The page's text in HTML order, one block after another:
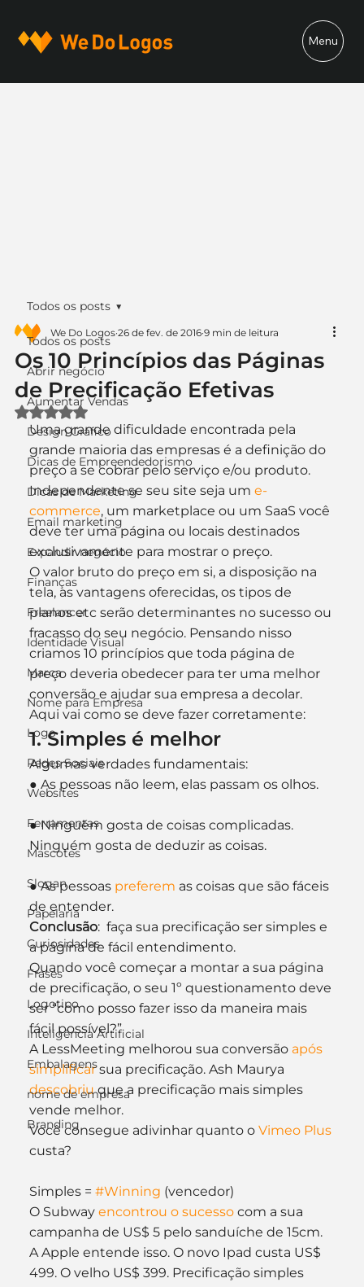
Menu
Todos os posts
Abrir negócio
Aumentar Vendas
Design Gráfico
Dicas de Empreendedorismo
Dicas de Marketing
Email marketing
Expandir negócio
Finanças
Freelancer
Identidade Visual
Marca
Nome para Empresa
Logo
Redes Sociais
Websites
Ferramentas
Mascotes
Slogan
Papelaria
Curiosidades
Frases
Logotipo
Inteligência Artificial
Embalagens
nome de empresa
Branding
Todos os posts
Os 10 Princípios das Páginas
de Precificação Efetivas
We Do Logos 26 de fev. de 2016 9 min de leitura
Avaliado com NaN de 5 estrelas.
Uma grande dificuldade encontrada pela
grande maioria das empresas é a definição do
preço a se cobrar pelo serviço e/ou produto.
Independente se seu site seja um e-
commerce, um marketplace ou um SaaS você
deve ter uma página ou locais destinados
exclusivamente para mostrar o preço.
O valor bruto do preço em si, a disposição na
tela, as vantagens oferecidas, os tipos de
planos etc serão determinantes no sucesso ou
fracasso do seu negócio. Pensando nisso
criamos 10 princípios que toda página de
preço deveria obedecer para ter uma melhor
conversão e ajudar sua empresa a decolar.
Aqui vai como se deve fazer corretamente:
1. Simples é melhor
Algumas verdades fundamentais:
● As pessoas não leem, elas passam os olhos.
● Ninguém gosta de coisas complicadas.
Ninguém gosta de deduzir as coisas.
● As pessoas preferem as coisas que são fáceis
de entender.
Conclusão:  faça sua precificação ser simples e
a página de fácil entendimento.
Quando você começar a montar a sua página
de precificação, o seu 1º questionamento deve
ser “como posso fazer isso da maneira mais
fácil possível?”
A LessMeeting melhorou sua conversão após
simplificar sua precificação. Ash Maurya
descobriu que a precificação mais simples
vende melhor.
Você consegue adivinhar quanto o Vimeo Plus
custa?
Simples = #Winning (vencedor)
O Subway encontrou o sucesso com a sua
campanha de US$ 5 pelo sanduíche de 15cm.
A Apple entende isso. O novo Ipad custa US$
499. O velho US$ 399. Precificação simples